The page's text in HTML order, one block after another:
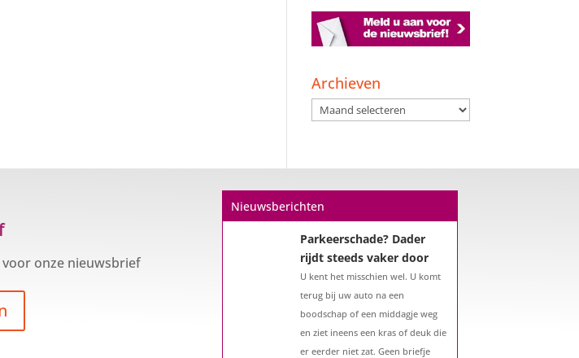
Archieven
Archieven
onze nieuwsbrief
Nieuwsberichten
Parkeerschade? Dader
rijdt steeds vaker door
U kent het misschien wel. U komt
terug bij uw auto na een
boodschap of een middagje weg
en ziet ineens een kras of deuk die
er eerder niet zat. Geen briefje